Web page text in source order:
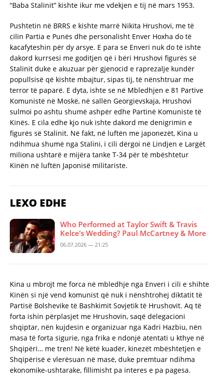
“Baba Stalinit” kishte ikur me vdekjen e tij në mars 1953.
Pushtetin në BRRS e kishte marrë Nikita Hrushovi, me të
cilin Partia e Punës dhe personalisht Enver Hoxha do të
kacafyteshin për dy arsye. E para se Enveri nuk do të ishte
dakord kurrsesi me goditjen që i bëri Hrushovi figurës së
Stalinit duke e akuzuar për gjenocid e raprezalje kundër
popullsisë që kishte mbajtur, sipas tij, të nënshtruar me
terror të paparë. E dyta, ishte se në Mbledhjen e 81 Partive
Komunistë në Moskë, në sallën Georgievskaja, Hrushovi
sulmoi po ashtu shumë ashpër edhe Partinë Komuniste të
Kinës. E cila edhe kjo nuk ishte dakord me denigrimin e
figurës së Stalinit. Në fakt, në luftën me japonezët, Kina u
ndihmua shumë nga Stalini, i cili dërgoi në Lindjen e Largët
miliona ushtarë e mijëra tanke T-34 për të mbështetur
Kinën në luftën Japonisë militariste.
LEXO EDHE
Who Performed at Taylor Swift & Travis
Kelce’s Wedding? Paul McCartney & More
06.07.2026 — 21:25
Kina u mbrojt me forca në mbledhje nga Enveri i cili e shihte
Kinën si një vend komunist që nuk i nënshtrohej diktatit të
Partisë Bolshevike të Bashkimit Sovjetik të Hrushovit. Aq të
forta ishin përplasjet me Hrushovin, saqë delegacioni
shqiptar, nën kujdesin e organizuar nga Kadri Hazbiu, nën
masa të forta sigurie, nga frika e ndonjë atentati u kthye në
Shqipëri… me tren! Në këtë kuadër, kinezët mbështetjen e
Shqipërisë e vlerësuan në masë, duke premtuar ndihma
ekonomike-ushtarake, fillimisht pa interes e pa pagesa.